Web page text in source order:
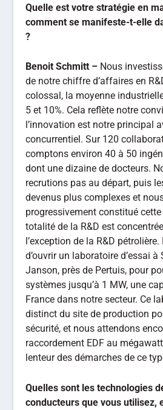
l’innovation est notre principal
concurrentiel. Sur 120
comptons environ 40 à 50
recrutions pas au départ, puis
devenus plus complexes et
progressivement constitué cette
totalité de la R&D est concentrée
l’exception de la R&D pétrolière.
d’ouvrir un laboratoire d’essai à
Janson, près de Pertuis, pour
systèmes jusqu’à 1 MW, une
France dans notre secteur. Ce
distinct du site de production
sécurité, et nous attendons
raccordement EDF au
lenteur des démarches de ce
Quelles sont les technologies
conducteurs que vous utilisez,
vision sur leur évolution ?
Benoit Schmitt –Nous sommes
convaincus du carbure de
avons commencé à tester dès
coûtaient cent fois leur prix
performances bien inférieures.